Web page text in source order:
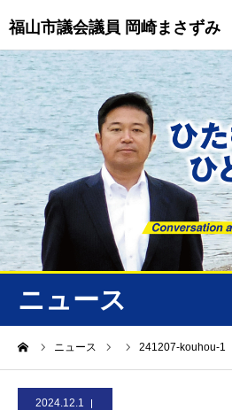
福山市議会議員 岡崎まさずみ
ニュース
ニュース 241207-kouhou-1
2024.12.1
HOME
重要情報
プロフィール
ニュース/トピックス
ニュース